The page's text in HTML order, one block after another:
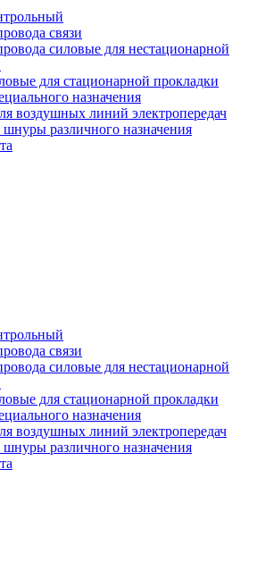
связи
силовые для нестационарной
для стационарной прокладки
назначения
воздушных линий электропередач
различного назначения
связи
силовые для нестационарной
для стационарной прокладки
назначения
воздушных линий электропередач
различного назначения